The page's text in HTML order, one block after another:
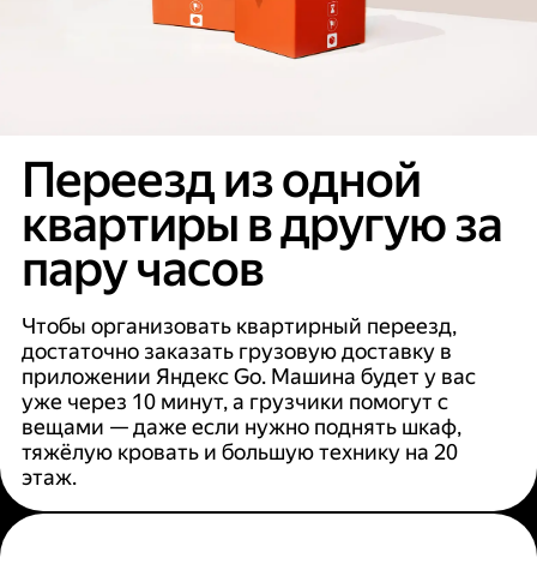
Переезд из одной
квартиры в другую за
пару часов
Чтобы организовать квартирный переезд,
достаточно заказать грузовую доставку в
приложении Яндекс Go. Машина будет у вас
уже через 10 минут, а грузчики помогут с
вещами — даже если нужно поднять шкаф,
тяжёлую кровать и большую технику на 20
этаж.